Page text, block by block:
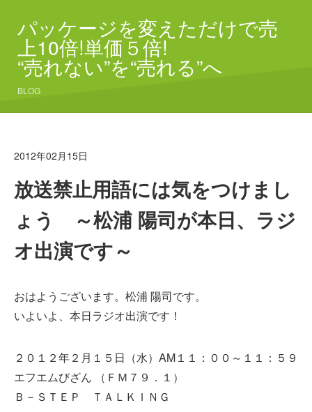
パッケージを変えただけで売
上10倍!単価５倍!
“売れない”を“売れる”へ
BLOG
2012年02月15日
放送禁止用語には気をつけまし
ょう ～松浦 陽司が本日、ラジ
オ出演です～
おはようございます。松浦 陽司です。
いよいよ、本日ラジオ出演です！
２０１２年２月１５日（水）AM１１：００～１１：５９
エフエムびざん （ＦＭ７９．１）
Ｂ－ＳＴＥＰ ＴＡＬＫＩＮＧ